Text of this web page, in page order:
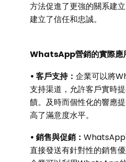
方法促進了更強的關系建
建立了信任和忠誠。
WhatsApp營銷的實際應
• 客戶支持： 企業可以將
支持渠道，允許客戶實時
饋。及時而個性化的響應
高了滿意度水平。
• 銷售與促銷： WhatsApp
直接發送有針對性的銷售優